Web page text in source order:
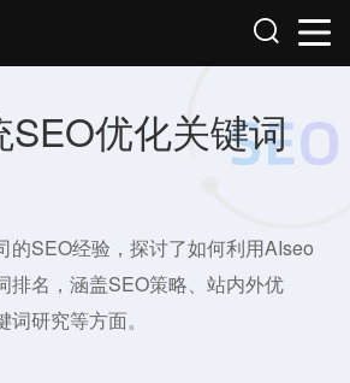
SEO优化关键词
的SEO经验，探讨了如何利用AIseo
排名，涵盖SEO策略、站内外优
研究等方面。